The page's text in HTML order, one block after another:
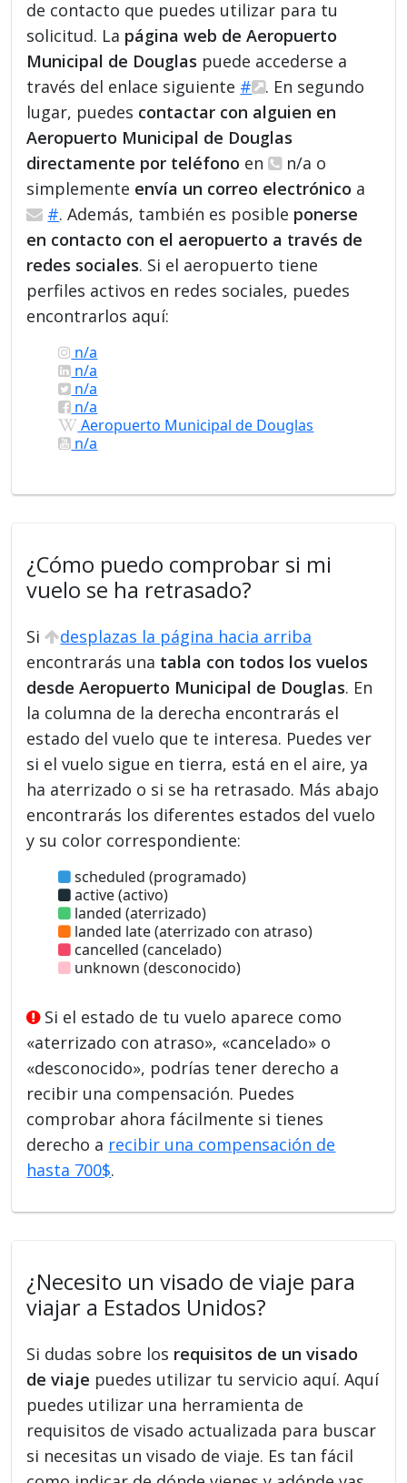
de contacto que puedes utilizar para tu
solicitud. La página web de Aeropuerto
Municipal de Douglas puede accederse a
través del enlace siguiente #
. En segundo
lugar, puedes contactar con alguien en
Aeropuerto Municipal de Douglas
directamente por teléfono en
n/a o
simplemente envía un correo electrónico a
#. Además, también es posible ponerse
en contacto con el aeropuerto a través de
redes sociales. Si el aeropuerto tiene
perfiles activos en redes sociales, puedes
encontrarlos aquí:
n/a
n/a
n/a
n/a
Aeropuerto Municipal de Douglas
n/a
¿Cómo puedo comprobar si mi
vuelo se ha retrasado?
Si
desplazas la página hacia arriba
encontrarás una tabla con todos los vuelos
desde Aeropuerto Municipal de Douglas. En
la columna de la derecha encontrarás el
estado del vuelo que te interesa. Puedes ver
si el vuelo sigue en tierra, está en el aire, ya
ha aterrizado o si se ha retrasado. Más abajo
encontrarás los diferentes estados del vuelo
y su color correspondiente:
scheduled (programado)
active (activo)
landed (aterrizado)
landed late (aterrizado con atraso)
cancelled (cancelado)
unknown (desconocido)
Si el estado de tu vuelo aparece como
«aterrizado con atraso», «cancelado» o
«desconocido», podrías tener derecho a
recibir una compensación. Puedes
comprobar ahora fácilmente si tienes
derecho a recibir una compensación de
hasta 700$.
¿Necesito un visado de viaje para
viajar a Estados Unidos?
Si dudas sobre los requisitos de un visado
de viaje puedes utilizar tu servicio aquí. Aquí
puedes utilizar una herramienta de
requisitos de visado actualizada para buscar
si necesitas un visado de viaje. Es tan fácil